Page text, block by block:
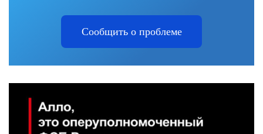
Сообщить о проблеме